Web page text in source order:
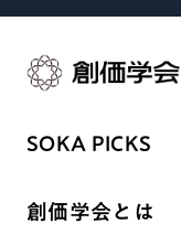
SOKA PICKS
創価学会とは